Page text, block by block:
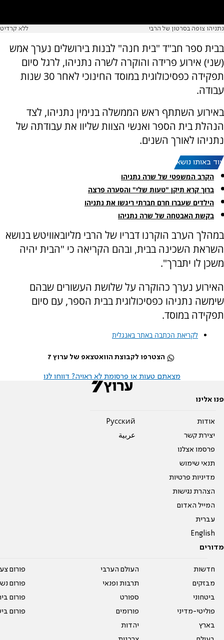
נתניהו צופה בסרטון של הרבי ללא קרדיט
בבית ספר חב"ד "בית חנה" לבנות בירושלים נערך אמש
(שני) אירוע פרידה והוקרה לשרה נתניהו, לרגל סיום
תפקידה כפסיכולוגית במוסד החינוכי לאחר 30 שנות
עבודה.
באירוע השתתף ראש הממשלה בנימין נתניהו, לצד
הנהלת בית הספר ואנשי הצוות שליוו את עבודתה של
נתניהו לאורך השנים.
עוד באותו נושא:
הקרב המשפטי של שרה נתניהו
ברוך קרא תיקן "טעות שלי" והסערה פרצה
הילדים שעברו חרם חברתי ריגשו את נתניהו
בקשת האבטחה של שרה נתניהו
במהלך הערב הוקרנו דבריו של הרבי מליובאוויטש בנושא
השראת השכינה בבית, ובהם הקריאה כי "הבית יהיה
משכן לו יתברך".
האירוע נערך כהוקרה על שלושת העשורים שבהם
שימשה נתניהו כפסיכולוגית בבית הספר, עם סיום
תפקידה במוסד.
לקריאת הכתבה באתר באנגלית
הצטרפו לקבוצת הוואטצאפ של ערוץ 7
מצאתם טעות או פרסומת לא ראויה? דווחו לנו
פנו אלינו
אודות
יצירת קשר
פרסמו אצלנו
תנאי שימוש
מדיניות פרטיות
הצהרת נגישות
המייל האדום
עברית
English
Pусский
عربية
מדורים
חדשות
מבזקים
ביטחוני
פוליטי-מדיני
בארץ
העולם הערבי
תרבות ופנאי
ספורט
פורומים
יהדות
פורום
פורום
פורום
פורום